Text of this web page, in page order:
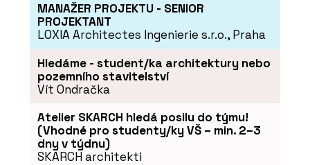
MANAŽER PROJEKTU - SENIOR
PROJEKTANT
LOXIA Architectes Ingenierie s.r.o., Praha
Hledáme - student/ka architektury nebo
pozemního stavitelství
Vít Ondračka
Atelier SKARCH hledá posilu do týmu!
(Vhodné pro studenty/ky VŠ – min. 2–3
dny v týdnu)
SKARCH architekti